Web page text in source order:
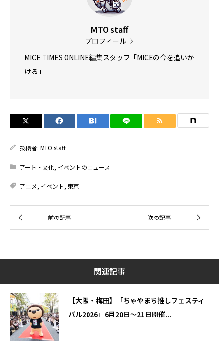
MTO staff
プロフィール
MICE TIMES ONLINE編集スタッフ「MICEの今を追いか
ける」
投稿者: MTO staff
アート・文化, イベントのニュース
アニメ, イベント, 東京
関連記事
【大阪・梅田】「ちゃやまち推しフェスティ
バル2026」6月20日～21日開催...